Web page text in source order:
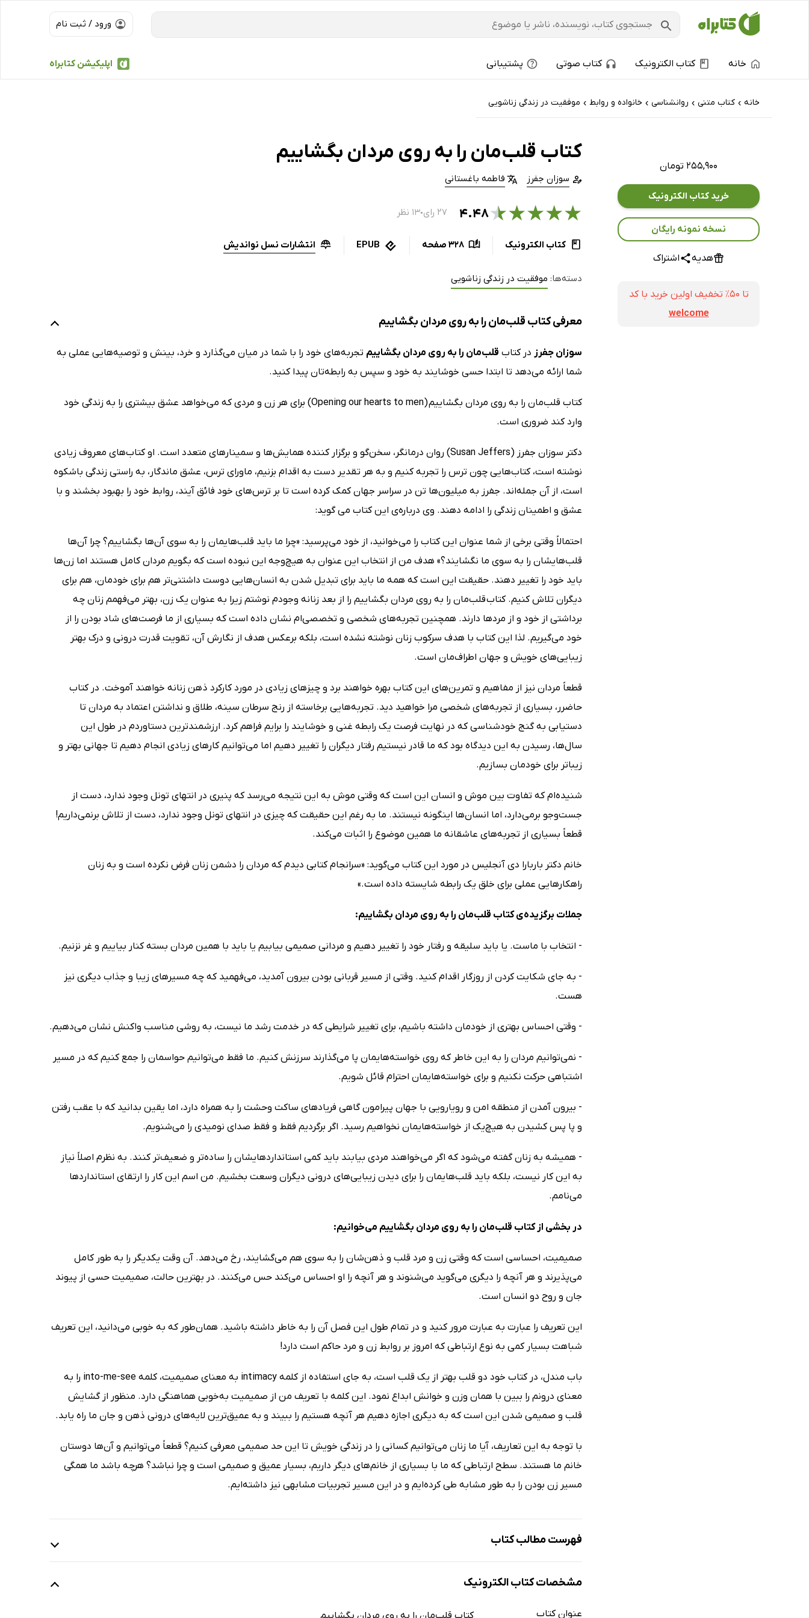
ورود / ثبت نام
اپلیکیشن کتابراه خانه کتاب الکترونیک کتاب صوتی پشتیبانی
خانه › کتاب‌ متنی › روانشناسی › خانواده و روابط › موفقیت در زندگی زناشویی
۲۵۵,۹۰۰ تومان
خرید کتاب الکترونیک
نسخه نمونه رایگان
هدیه اشتراک
تا ۵۰٪ تخفیف اولین خرید با کد
welcome
کتاب قلب‌مان را به روی مردان بگشاییم
سوزان جفرز فاطمه باغستانی
★
★
★
★
★۴.۴۸ ۲۷ رای ●۱۳ نظر
کتاب الکترونیک 328 صفحه EPUB انتشارات نسل نواندیش
دسته‌ها: موفقیت در زندگی زناشویی
معرفی کتاب قلب‌مان را به روی مردان بگشاییم
سوزان جفرز در کتاب قلب‌مان را به روی مردان بگشاییم تجربه‌های خود را با شما در میان می‌گذارد و خرد، بینش و توصیه‌هایی عملی به
شما ارائه می‌دهد تا ابتدا حسی خوشایند به خود و سپس به رابطه‌تان پیدا کنید.
کتاب قلب‌مان را به روی مردان بگشاییم (Opening our hearts to men)‌ برای هر زن و مردی که می‌خواهد عشق بیشتری را به زندگی خود
وارد کند ضروری است.
دکتر سوزان جفرز (Susan Jeffers) روان درمانگر، سخن‌گو و برگزار‌ کننده همایش‌ها و سمینارهای متعدد است. او کتاب‌های معروف زیادی
نوشته است، کتاب‌هایی چون ترس را تجربه کنیم و به هر تقدیر دست به اقدام بزنیم، ماورای ترس، عشق ماندگار، به راستی زندگی باشکوه
است، از آن جمله‌اند. جفرز به میلیون‌ها تن در سراسر جهان کمک کرده است تا بر ترس‌های خود فائق آیند، روابط خود را بهبود بخشند و با
عشق و اطمینان زندگی را ادامه دهند. وی درباره‌ی این کتاب می گوید:
احتمالاً وقتی برخی از شما عنوان این کتاب را می‌خوانید، از خود می‌پرسید: «چرا ما باید قلب‌هایمان را به سوی آن‌ها بگشاییم؟ چرا آن‌ها
قلب‌هایشان را به سوی ما نگشایند؟» هدف من از انتخاب این عنوان به‌ هیچ‌وجه این نبوده است که بگویم مردان کامل هستند اما زن‌ها
باید خود را تغییر دهند. حقیقت این است که همه ما باید برای تبدیل شدن به انسان‌هایی دوست‌ داشتنی‌تر هم برای خودمان، هم برای
دیگران تلاش کنیم. کتاب قلب‌مان را به روی مردان بگشاییم را از بعد زنانه وجودم نوشتم زیرا به عنوان یک زن، بهتر می‌فهمم زنان چه
برداشتی از خود و از مردها دارند. همچنین تجربه‌های شخصی و تخصصی‌ام نشان داده است که بسیاری از ما فرصت‌های شاد بودن را از
خود می‌گیریم. لذا این کتاب با هدف سرکوب زنان نوشته نشده است، بلکه برعکس هدف از نگارش آن، تقویت قدرت درونی و درک بهتر
زیبایی‌های خویش و جهان اطراف‌مان است.
قطعاً مردان نیز از مفاهیم و تمرین‌های این کتاب بهره خواهند برد و چیزهای زیادی در مورد کارکرد ذهن زنانه خواهند آموخت. در کتاب
حاضرر، بسیاری از تجربه‌های شخصی مرا خواهید دید. تجربه‌هایی برخاسته از رنج سرطان سینه، طلاق و نداشتن اعتماد به مردان تا
دستیابی به گنج خودشناسی که در نهایت فرصت یک رابطه غنی و خوشایند را برایم فراهم کرد. ارزشمندترین دستاوردم در طول این
سال‌ها، رسیدن به این دیدگاه بود که ما قادر نیستیم رفتار دیگران را تغییر دهیم اما می‌توانیم کارهای زیادی انجام دهیم تا جهانی بهتر و
زیباتر برای خودمان بسازیم.
شنیده‌ام که تفاوت بین موش و انسان این است که وقتی موش به این نتیجه می‌رسد که پنیری در انتهای تونل وجود ندارد، دست از
جست‌وجو برمی‌دارد، اما انسان‌ها اینگونه نیستند. ما به رغم این حقیقت که چیزی در انتهای تونل وجود ندارد، دست از تلاش برنمی‌داریم!
قطعاً بسیاری از تجربه‌های عاشقانه ما همین موضوع را اثبات می‌کند.
خانم دکتر باربارا دی آنجلیس در مورد این کتاب می‌گوید: «سرانجام کتابی دیدم که مردان را دشمن زنان فرض نکرده است و به زنان
راهکارهایی عملی برای خلق یک رابطه شایسته داده است.»
جملات برگزیده‌ی کتاب قلب‌مان را به روی مردان بگشاییم:
- انتخاب با ماست. یا باید سلیقه و رفتار خود را تغییر دهیم و مردانی صمیمی بیابیم یا باید با همین مردان بسته کنار بیاییم و غر نزنیم.
- به جای شکایت کردن از روزگار اقدام کنید. وقتی از مسیر قربانی بودن بیرون آمدید، می‌فهمید که چه مسیرهای زیبا و جذاب دیگری نیز
هست.
- وقتی احساس بهتری از خودمان داشته باشیم، برای تغییر شرایطی که در خدمت رشد ما نیست، به روشی مناسب واکنش نشان می‌دهیم.
- نمی‌توانیم مردان را به این خاطر که روی خواسته‌هایمان پا می‌گذارند سرزنش کنیم. ما فقط می‌توانیم حواسمان را جمع کنیم که در مسیر
اشتباهی حرکت نکنیم و برای خواسته‌هایمان احترام قائل شویم.
- بیرون آمدن از منطقه امن و رویارویی با جهان پیرامون گاهی فریادهای ساکت وحشت را به همراه دارد، اما یقین بدانید که با عقب رفتن
و پا پس کشیدن به هیچ‌یک از خواسته‌هایمان نخواهیم رسید. اگر برگردیم فقط و فقط صدای نومیدی را می‌شنویم.
- همیشه به زنان گفته می‌شود که اگر می‌خواهند مردی بیابند باید کمی استانداردهایشان را ساده‌تر و ضعیف‌تر کنند. به نظرم اصلاً نیاز
به این کار نیست، بلکه باید قلب‌هایمان را برای دیدن زیبایی‌های درونی دیگران وسعت بخشیم. من اسم این کار را ارتقای استانداردها
می‌نامم.
در بخشی از کتاب قلب‌مان را به روی مردان بگشاییم می‌خوانیم:
صمیمیت، احساسی است که وقتی زن و مرد قلب‌ و ذهن‌شان را به سوی هم می‌گشایند، رخ می‌دهد. آن وقت یکدیگر را به‌ طور کامل
می‌پذیرند و هر آنچه را دیگری می‌گوید می‌شنوند و هر آنچه را او احساس می‌کند حس می‌کنند. در بهترین حالت، صمیمیت حسی از پیوند
جان و روح دو انسان است.
این تعریف را عبارت به عبارت مرور کنید و در تمام طول این فصل آن را به خاطر داشته باشید. همان‌طور که به‌ خوبی می‌دانید، این تعریف
شباهت بسیار کمی به نوع ارتباطی که امروز بر روابط زن و مرد حاکم است دارد!
باب مندل، در کتاب خود دو قلب بهتر از یک قلب است، به جای استفاده از کلمه intimacy به معنای صمیمیت، کلمه into-me-see را به
معنای درونم را ببین با همان وزن و خوانش ابداع نمود. این کلمه با تعریف من از صمیمیت به‌خوبی هماهنگی دارد. منظور از گشایش
قلب و صمیمی شدن این است که به دیگری اجازه دهیم هر آنچه هستیم را ببیند و به عمیق‌ترین لایه‌های درونی ذهن و جان ما راه یابد.
با توجه به این تعاریف، آیا ما زنان می‌توانیم کسانی را در زندگی خویش تا این حد صمیمی معرفی کنیم؟ قطعاً می‌توانیم و آن‌ها دوستان
خانم ما هستند. سطح ارتباطی که ما با بسیاری از خانم‌های دیگر داریم، بسیار عمیق و صمیمی است و چرا نباشد؟ هرچه باشد ما همگی
مسیر زن بودن را به‌ طور مشابه طی کرده‌ایم و در این مسیر تجربیات مشابهی نیز داشته‌ایم.
فهرست مطالب کتاب
مقدمه: علائم رمزگشا
و سخنی با شما مردان...
مشخصات کتاب الکترونیک
عنوان کتاب
کتاب قلب‌مان را به روی مردان بگشاییم